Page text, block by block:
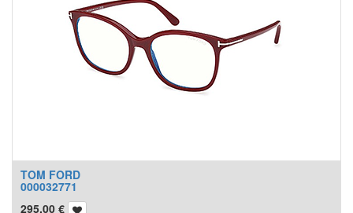
TOM FORD
000032771
295.00 €